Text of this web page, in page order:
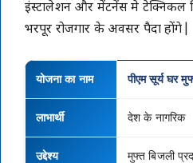
इंस्टालेशन और मेंटनेंस मे टेक्निकल
भरपूर रोजगार के अवसर पैदा होंगे|
योजना का नाम पीएम सूर्य घर
लाभार्थी देश के नागरिक
उद्देश्य मुफ्त बिजली